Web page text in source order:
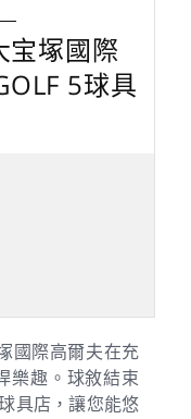
宝塚國際
5球具
國際高爾夫在充
樂趣。球敘結束
具店 ，讓您能悠